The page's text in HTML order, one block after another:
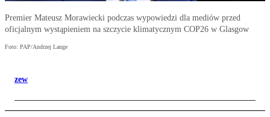
Premier Mateusz Morawiecki podczas wypowiedzi dla mediów przed
oficjalnym wystąpieniem na szczycie klimatycznym COP26 w Glasgow
Foto: PAP/Andrzej Lange
zew